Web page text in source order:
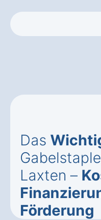
Das
Laxten –
Förderung